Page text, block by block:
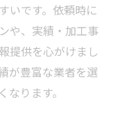
いです。依頼時に
や、実績・加工事
提供を心がけまし
が豊富な業者を選
ります。